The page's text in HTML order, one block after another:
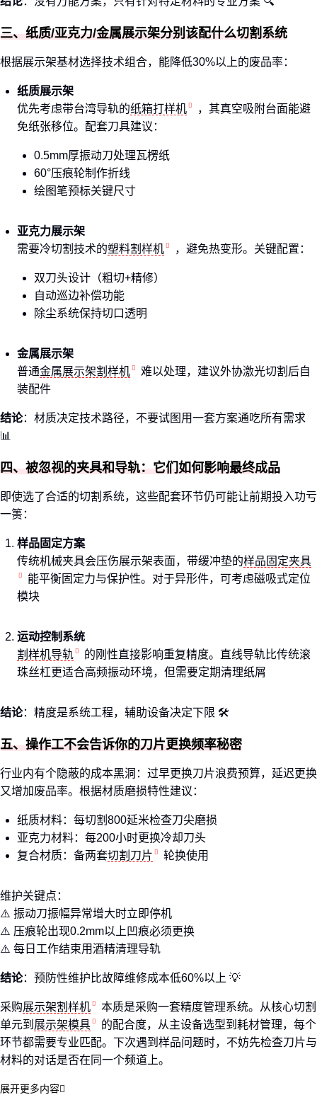
三、纸质/亚克力/金属展示架分别该配什么切割系统
根据展示架基材选择技术组合，能降低30%以上的废品率：
纸质展示架
优先考虑带台湾导轨的纸箱打样机
，其真空吸附台面能避
免纸张移位。配套刀具建议：
0.5mm厚振动刀处理瓦楞纸
60°压痕轮制作折线
绘图笔预标关键尺寸
亚克力展示架
需要冷切割技术的塑料割样机 ，避免热变形。关键配置：
双刀头设计（粗切+精修）
自动巡边补偿功能
除尘系统保持切口透明
金属展示架
普通金属展示架割样机
难以处理，建议外协激光切割后自
装配件
结论：材质决定技术路径，不要试图用一套方案通吃所有需求
📊
四、被忽视的夹具和导轨：它们如何影响最终成品
即使选了合适的切割系统，这些配套环节仍可能让前期投入功亏
一篑：
样品固定方案
传统机械夹具会压伤展示架表面，带缓冲垫的样品固定夹具
能平衡固定力与保护性。对于异形件，可考虑磁吸式定位
模块
运动控制系统
割样机导轨
的刚性直接影响重复精度。直线导轨比传统滚
珠丝杠更适合高频振动环境，但需要定期清理纸屑
结论：精度是系统工程，辅助设备决定下限 🛠️
五、操作工不会告诉你的刀片更换频率秘密
行业内有个隐蔽的成本黑洞：过早更换刀片浪费预算，延迟更换
又增加废品率。根据材质磨损特性建议：
纸质材料：每切割800延米检查刀尖磨损
亚克力材料：每200小时更换冷却刀头
复合材质：备两套切割刀片 轮换使用
维护关键点：
⚠️ 振动刀振幅异常增大时立即停机
⚠️ 压痕轮出现0.2mm以上凹痕必须更换
⚠️ 每日工作结束用酒精清理导轨
结论：预防性维护比故障维修成本低60%以上 💡
采购展示架割样机
本质是采购一套精度管理系统。从核心切割
单元到 展示架模具
的配合度，从主设备选型到耗材管理，每个
环节都需要专业匹配。下次遇到样品问题时，不妨先检查刀片与
材料的对话是否在同一个频道上。
展开更多内容